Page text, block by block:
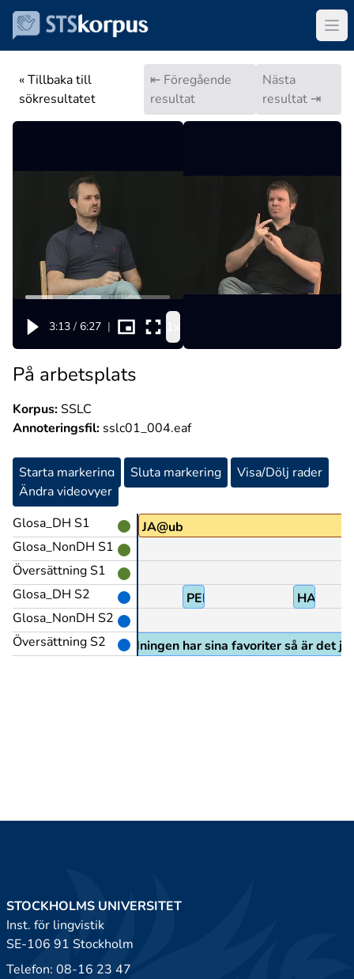
« Tillbaka till
sökresultatet
⇤ Föregående
resultat
Nästa
resultat ⇥
3:13 / 6:27 |
På arbetsplats
Korpus:SSLC
Annoteringsfil: sslc01_004.eaf
Starta markering Sluta markering
Visa/Dölj rader
Ändra videovyer
Glosa_DH S1
Glosa_NonDH S1
Översättning S1
Glosa_DH S2
Glosa_NonDH S2
Översättning S2
JA@ub
BETYDA PEK(B) HA
och det är ju så att ledningen har sina favoriter så är det
STOCKHOLMS UNIVERSITET
Inst. för lingvistik
SE-106 91 Stockholm
Telefon: 08-16 23 47